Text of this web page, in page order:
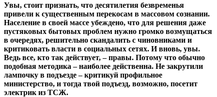
Увы, стоит признать, что десятилетия безвременья
привели к существенным перекосам в массовом сознании.
Население в своей массе убеждено, что для решения даже
пустяковых бытовых проблем нужно громко возмущаться
в очередях, решительно скандалить с чиновниками и
критиковать власти в социальных сетях. И вновь, увы.
Ведь все, кто так действует, – правы. Потому что обычно
подобная методика – наиболее действенна. Не закрутили
лампочку в подъезде – критикуй профильное
министерство, и тогда твой подъезд, возможно, посетит
электрик из ТСЖ.